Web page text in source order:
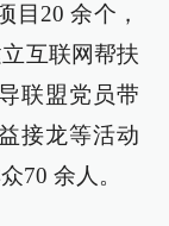
目20 余个，
互联网帮扶
联盟党员带
接龙等活动
70 余人。